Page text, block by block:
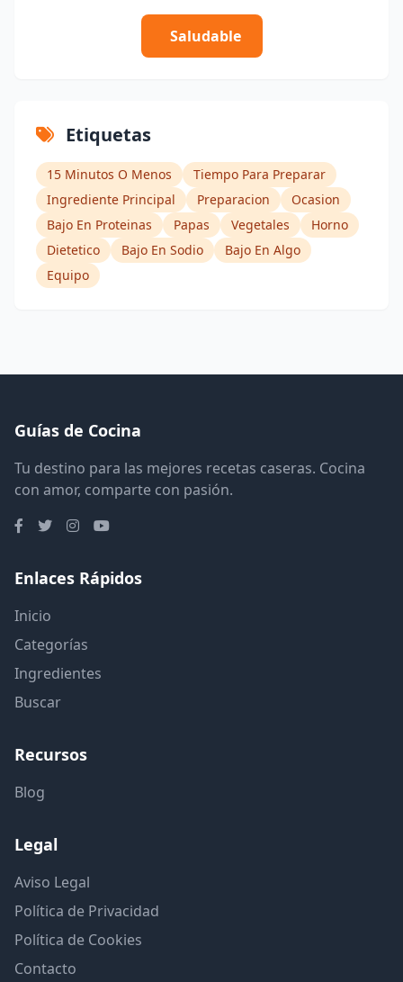
Saludable
Etiquetas
15 Minutos O Menos
Tiempo Para Preparar
Ingrediente Principal
Preparacion
Ocasion
Bajo En Proteinas
Papas Vegetales
Horno
Dietetico
Bajo En Sodio
Bajo En Algo
Equipo
Guías de Cocina
Tu destino para las mejores recetas caseras. Cocina
con amor, comparte con pasión.
Enlaces Rápidos
Inicio
Categorías
Ingredientes
Buscar
Recursos
Blog
Legal
Aviso Legal
Política de Privacidad
Política de Cookies
Contacto